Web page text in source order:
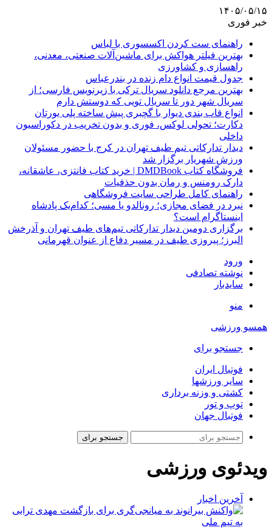
۱۴۰۵/۰۵/۱۵
خبر فوری
راهنمای ست کردن اکسسوری با لباس
بهترین فیلتر هواکش برای ماشین‌آلات صنعتی، معدنی،
راهسازی و کشاورزی
جدول قیمت انواع دام زنده در بندرعباس
بهترین مرجع دانلود سریال ترکی با زیرنویس فارسی؛ از
سریال شهر دور تا سریال تویی که دوستش دارم
انواع قاب بندی دیوار با گچبری پیش ساخته پلی یورتان
دکارت؛ تحولی لوکس، فوری و بدون تخریب در دکوراسیون
داخلی
دیدار تدارکاتی تیم طیف تهران در کرج با حضور مسئولان
ورزش شهریار برگزار شد
فروشگاه کتاب DMDBook | خرید کتاب فانتزی، عاشقانه،
دارک رومنس و رمان بدون حذفیات
راهنمای کامل طراحی سایت فروشگاهی
نبرد در فضای مجازی؛ رونالدو یا مسی؛ کدام‌یک پادشاه
اینستاگرام است؟
برگزاری دومین دیدار تدارکاتی تیم‌های طیف تهران و آذرخش
البرز؛ پیروزی طیف در مسیر دفاع از عنوان قهرمانی
ورود
نوشته تصادفی
سایدبار
منو
همسو ورزشی
جستجو برای
فوتبال ایران
سایر ورزشها
کشتی و وزنه برداری
توپ و تور
فوتبال جهان
جستجو برای
ویدئوی ورزشی
آخرین اخبار